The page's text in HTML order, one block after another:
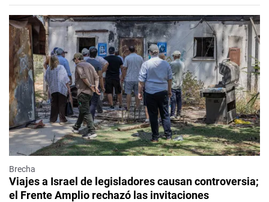
Brecha
Viajes a Israel de legisladores causan controversia;
el Frente Amplio rechazó las invitaciones